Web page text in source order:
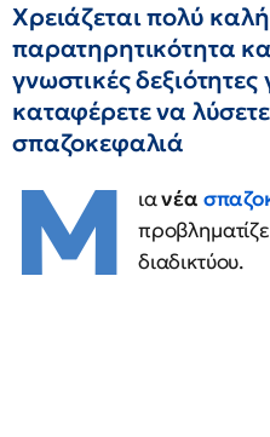
Χρειάζεται πολύ καλή
παρατηρητικότητα
γνωστικές δεξιότητες
καταφέρετε να
σπαζοκεφαλιά
Μ ιανέα
διαδικτύου.